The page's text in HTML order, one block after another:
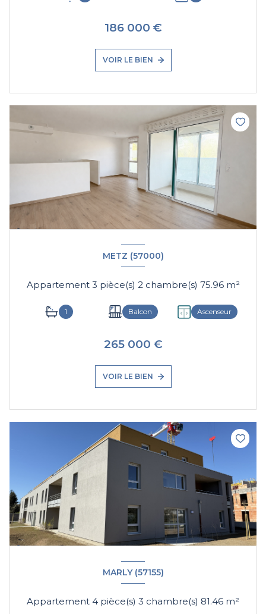
186 000 €
VOIR LE BIEN
METZ (57000)
Appartement 3 pièce(s) 2 chambre(s) 75.96 m²
1 Balcon Ascenseur
265 000 €
VOIR LE BIEN
MARLY (57155)
Appartement 4 pièce(s) 3 chambre(s) 81.46 m²